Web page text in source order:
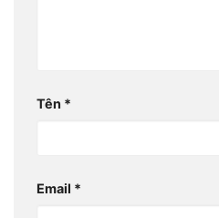
Tên *
Email *